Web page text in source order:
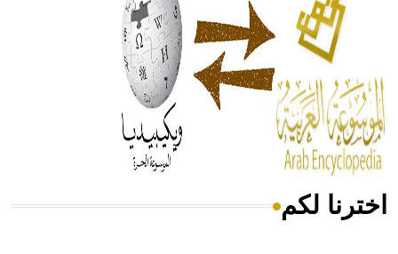
- هل تعلم أن المرجان إفراز حيواني يتكون في البحر ويتركب
من مادة كربونات الكلسيوم، وهو أحمر أو شديد الحمرة وهو
أجود أنواعه، ويمتاز بكبر الحجم ويسمى الش
هل تعلم أن الأبسيد كلمة فرنسية اللفظ تم اعتمادها مصطلحاً
اخترنا لكم